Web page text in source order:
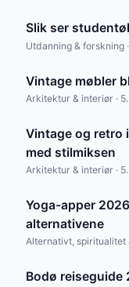
Slik ser
Utdanning & forskning
Vintage møbler
Arkitektur & interiør ·
Vintage og retro
med stilmiksen
Arkitektur & interiør ·
Yoga-apper
alternativene
Alternativt, spiritualitet
Bodø